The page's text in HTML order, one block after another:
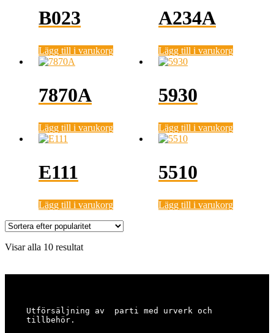
B023
Lägg till i varukorg
A234A
Lägg till i varukorg
7870A
Lägg till i varukorg
5930
Lägg till i varukorg
E111
Lägg till i varukorg
5510
Lägg till i varukorg
Visar alla 10 resultatSortera
Utförsäljning av  parti med urverk och
tillbehör.